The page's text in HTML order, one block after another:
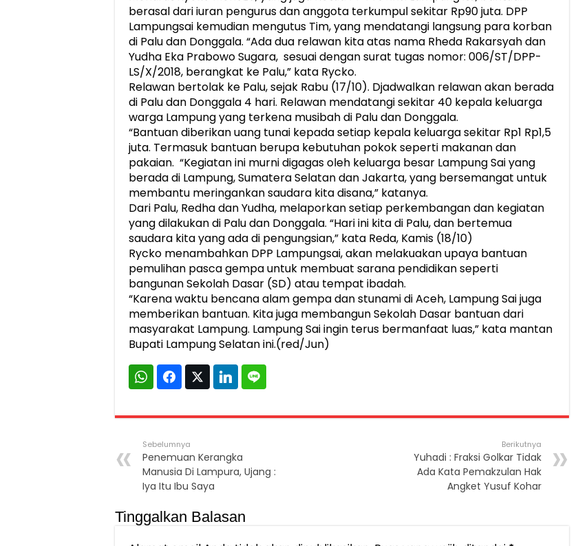
berasal dari iuran pengurus dan anggota terkumpul sekitar Rp90 juta. DPP
Lampungsai kemudian mengutus Tim, yang mendatangi langsung para korban
di Palu dan Donggala. “Ada dua relawan kita atas nama Rheda Rakarsyah dan
Yudha Eka Prabowo Sugara, sesuai dengan surat tugas nomor: 006/ST/DPP-
LS/X/2018, berangkat ke Palu,” kata Rycko.
Relawan bertolak ke Palu, sejak Rabu (17/10). Djadwalkan relawan akan berada
di Palu dan Donggala 4 hari. Relawan mendatangi sekitar 40 kepala keluarga
warga Lampung yang terkena musibah di Palu dan Donggala.
“Bantuan diberikan uang tunai kepada setiap kepala keluarga sekitar Rp1 Rp1,5
juta. Termasuk bantuan berupa kebutuhan pokok seperti makanan dan
pakaian. “Kegiatan ini murni digagas oleh keluarga besar Lampung Sai yang
berada di Lampung, Sumatera Selatan dan Jakarta, yang bersemangat untuk
membantu meringankan saudara kita disana,” katanya.
Dari Palu, Redha dan Yudha, melaporkan setiap perkembangan dan kegiatan
yang dilakukan di Palu dan Donggala. “Hari ini kita di Palu, dan bertemua
saudara kita yang ada di pengungsian,” kata Reda, Kamis (18/10)
Rycko menambahkan DPP Lampungsai, akan melakuakan upaya bantuan
pemulihan pasca gempa untuk membuat sarana pendidikan seperti
bangunan Sekolah Dasar (SD) atau tempat ibadah.
“Karena waktu bencana alam gempa dan stunami di Aceh, Lampung Sai juga
memberikan bantuan. Kita juga membangun Sekolah Dasar bantuan dari
masyarakat Lampung. Lampung Sai ingin terus bermanfaat luas,” kata mantan
Bupati Lampung Selatan ini.(red/Jun)
Sebelumnya
Penemuan Kerangka
Manusia Di Lampura, Ujang :
Iya Itu Ibu Saya
Berikutnya
Yuhadi : Fraksi Golkar Tidak
Ada Kata Pemakzulan Hak
Angket Yusuf Kohar
Tinggalkan Balasan